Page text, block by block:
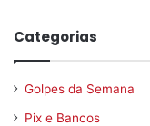
Categorias
Golpes da Semana
Pix e Bancos